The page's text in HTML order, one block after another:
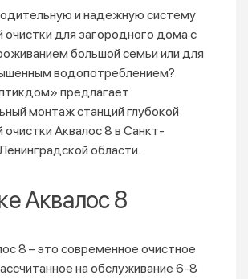
и надежную систему
очистки для загородного дома с
большой семьи или для
водопотреблением?
предлагает
монтаж станций глубокой
очистки Аквалос 8 в Санкт-
области.
Аквалос 8
8 – это современное очистное
на обслуживание 6-8